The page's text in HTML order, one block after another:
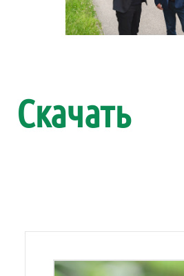
Скачать